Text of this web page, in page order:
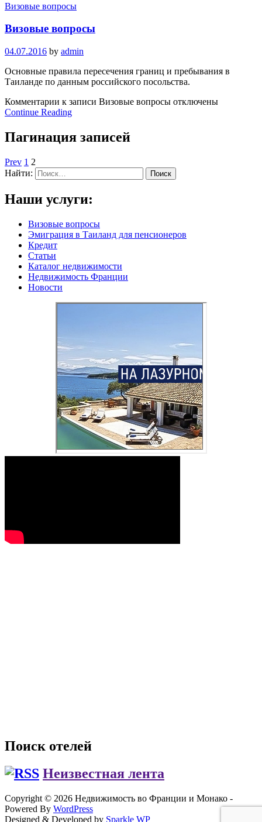
Визовые вопросы
Визовые вопросы
04.07.2016 by admin
Основные правила пересечения границ и пребывания в
Таиланде по данным российского посольства.
Комментарии к записи Визовые вопросы отключены
Continue Reading
Пагинация записей
Prev 1 2
Найти:
Наши услуги:
Визовые вопросы
Эмиграция в Таиланд для пенсионеров
Кредит
Статьи
Каталог недвижимости
Недвижимость Франции
Новости
Поиск отелей
Неизвестная лента
Copyright © 2026 Недвижимость во Франции и Монако -
Powered By WordPress
Designed & Developed by Sparkle WP